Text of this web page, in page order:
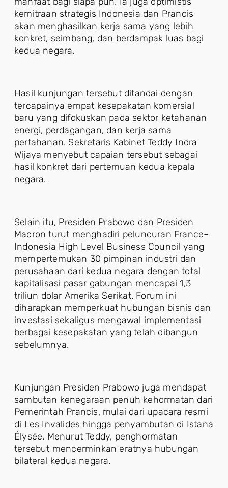
kemitraan strategis Indonesia dan Prancis
akan menghasilkan kerja sama yang lebih
konkret, seimbang, dan berdampak luas bagi
kedua negara.
Hasil kunjungan tersebut ditandai dengan
tercapainya empat kesepakatan komersial
baru yang difokuskan pada sektor ketahanan
energi, perdagangan, dan kerja sama
pertahanan. Sekretaris Kabinet Teddy Indra
Wijaya menyebut capaian tersebut sebagai
hasil konkret dari pertemuan kedua kepala
negara.
Selain itu, Presiden Prabowo dan Presiden
Macron turut menghadiri peluncuran France–
Indonesia High Level Business Council yang
mempertemukan 30 pimpinan industri dan
perusahaan dari kedua negara dengan total
kapitalisasi pasar gabungan mencapai 1,3
triliun dolar Amerika Serikat. Forum ini
diharapkan memperkuat hubungan bisnis dan
investasi sekaligus mengawal implementasi
berbagai kesepakatan yang telah dibangun
sebelumnya.
Kunjungan Presiden Prabowo juga mendapat
sambutan kenegaraan penuh kehormatan dari
Pemerintah Prancis, mulai dari upacara resmi
di Les Invalides hingga penyambutan di Istana
Élysée. Menurut Teddy, penghormatan
tersebut mencerminkan eratnya hubungan
bilateral kedua negara.